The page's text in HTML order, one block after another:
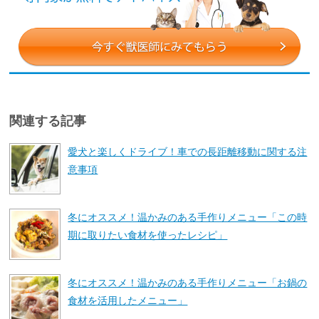
関連する記事
愛犬と楽しくドライブ！車での長距離移動に関する注
意事項
冬にオススメ！温かみのある手作りメニュー「この時
期に取りたい食材を使ったレシピ」
冬にオススメ！温かみのある手作りメニュー「お鍋の
食材を活用したメニュー」